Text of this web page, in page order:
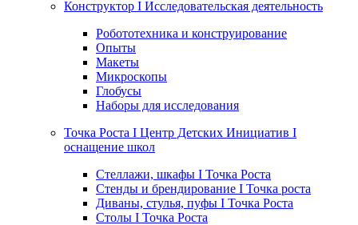
Конструктор I Исследовательская деятельность
Робототехника и конструирование
Опыты
Макеты
Микроскопы
Глобусы
Наборы для исследования
Точка Роста I Центр Детских Инициатив I
оснащение школ
Стеллажи, шкафы I Точка Роста
Стенды и брендирование I Точка роста
Диваны, стулья, пуфы I Точка Роста
Столы I Точка Роста